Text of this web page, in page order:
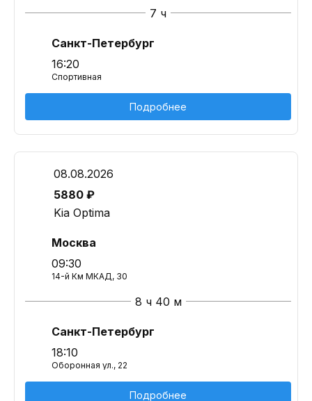
7 ч
Санкт-Петербург
16:20
Спортивная
Подробнее
08.08.2026
5880 ₽
Kia Optima
Москва
09:30
14-й Км МКАД, 30
8 ч 40 м
Санкт-Петербург
18:10
Оборонная ул., 22
Подробнее